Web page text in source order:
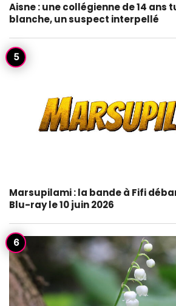
Aisne : une collégienne de 14 ans
blanche, un suspect interpellé
Marsupilami : la bande à Fifi
Blu-ray le 10 juin 2026